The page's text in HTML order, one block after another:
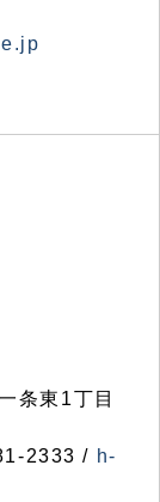
条東1丁目
2333 / h-